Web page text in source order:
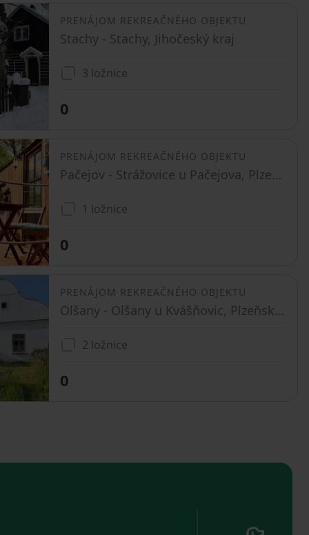
PRENÁJOM REKREAČNÉHO OBJEKTU
Stachy - Stachy, Jihočeský kraj
3 ložnice
0
PRENÁJOM REKREAČNÉHO OBJEKTU
Pačejov - Strážovice u Pačejova, Plzeňský kraj
1 ložnice
0
PRENÁJOM REKREAČNÉHO OBJEKTU
Olšany - Olšany u Kvášňovic, Plzeňský kraj
2 ložnice
0